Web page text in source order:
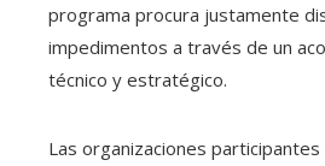
programa procura justamente
impedimentos a través de un
técnico y estratégico.
Las organizaciones